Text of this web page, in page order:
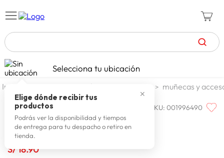
TÉRMINOS MÁS BUSCADOS
1. zapatillas mujer
2. celulares
3. zapatillas hombre
4. moda
5 . zapatillas
Selecciona tu ubicación
✕
Elige dónde recibir tus
productos
Podrás ver la disponibilidad y tiempos
de entrega para tu despacho o retiro en
tienda.
jugueteria y escolar muñecas y
POLLY POCKET SKU:001996490
Polly Pocket Reloj Digital Plrj6
S/ 18.90